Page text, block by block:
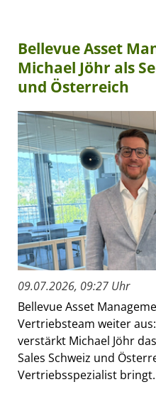
Bellevue Asset
Michael Jöhr als
und Österreich
09.07.2026, 09:27 Uhr
Bellevue Asset
Vertriebsteam weiter
verstärkt Michael Jöhr
Sales Schweiz und
Vertriebsspezialist